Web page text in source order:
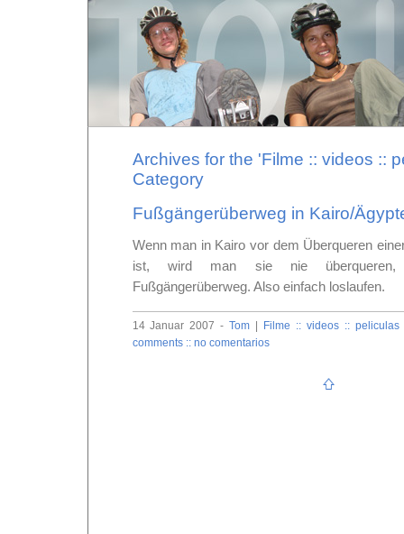
Archives for the 'Filme :: videos ::
Category
Fußgängerüberweg in Kairo/
Wenn man in Kairo vor dem Überqueren
ist, wird man sie nie
Fußgängerüberweg. Also einfach loslaufen.
14 Januar 2007 -Tom | Filme :: videos :: peliculas
comments :: no comentarios